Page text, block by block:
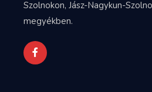
Szolnokon, Jász-Nagykun-
megyékben.